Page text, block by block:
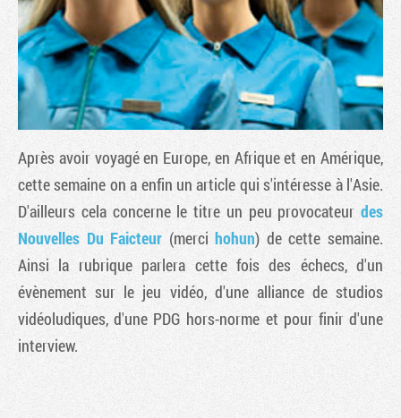
Après avoir voyagé en Europe, en Afrique et en Amérique,
cette semaine on a enfin un article qui s'intéresse à l'Asie.
D'ailleurs cela concerne le titre un peu provocateur des
Nouvelles Du Faicteur (mercihohun) de cette semaine.
Ainsi la rubrique parlera cette fois des échecs, d'un
évènement sur le jeu vidéo, d'une alliance de studios
vidéoludiques, d'une PDG hors-norme et pour finir d'une
interview.
Tribune